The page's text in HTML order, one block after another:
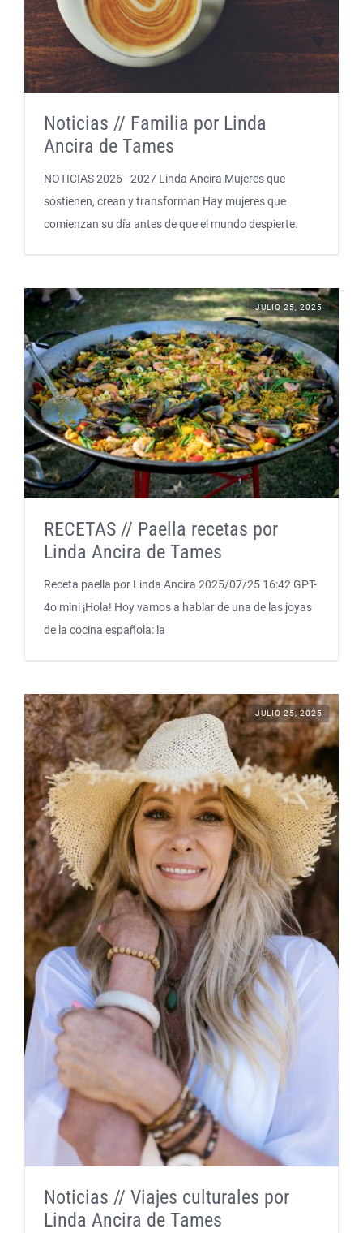
Noticias // Familia por Linda
Ancira de Tames
NOTICIAS 2026 - 2027 Linda Ancira Mujeres que
sostienen, crean y transforman Hay mujeres que
comienzan su día antes de que el mundo despierte.
JULIO 25, 2025
RECETAS // Paella recetas por
Linda Ancira de Tames
Receta paella por Linda Ancira 2025/07/25 16:42 GPT-
4o mini ¡Hola! Hoy vamos a hablar de una de las joyas
de la cocina española: la
JULIO 25, 2025
Noticias // Viajes culturales por
Linda Ancira de Tames